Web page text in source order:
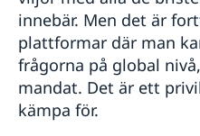
innebär. Men det är
plattformar där man
frågorna på global
mandat. Det är ett
kämpa för.